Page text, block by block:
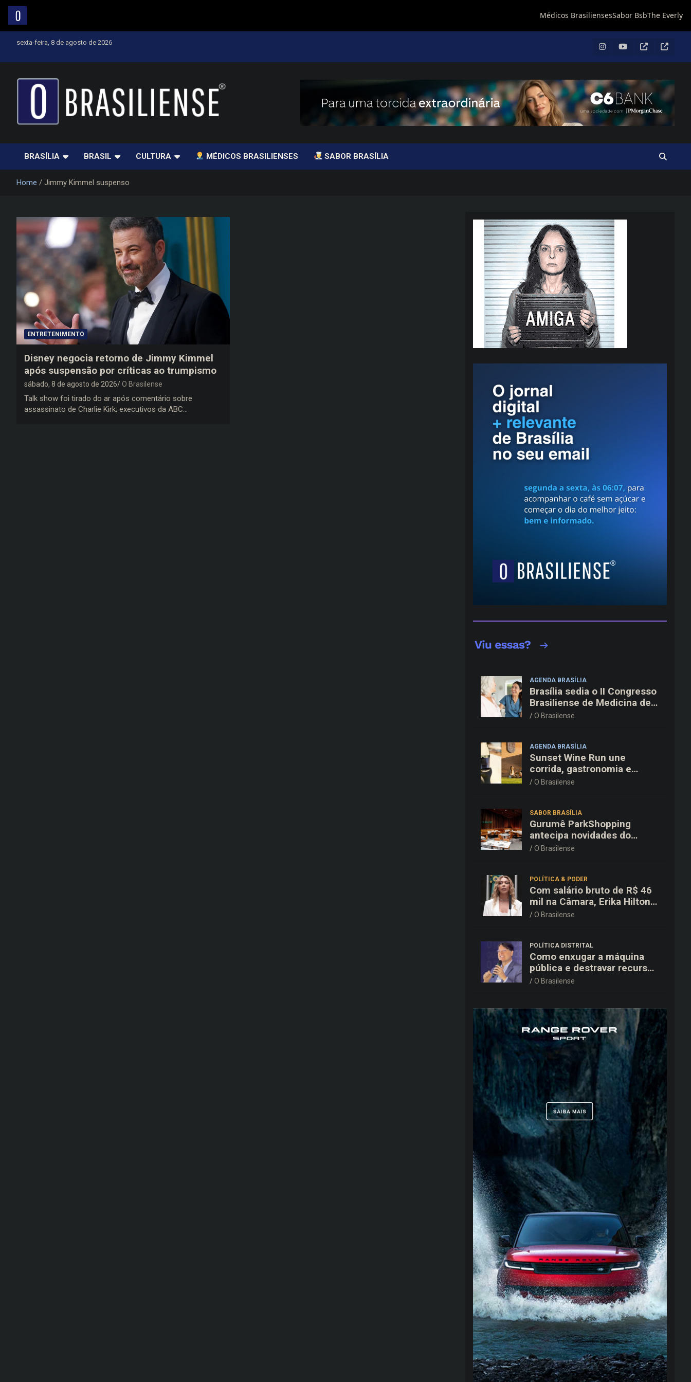
sexta-feira, 8 de agosto de 2026
BRASÍLIA BRASIL CULTURA MÉDICOS BRASILIENSES SABOR BRASÍLIA
Home Jimmy Kimmel suspenso
ENTRETENIMENTO
Disney negocia retorno de Jimmy Kimmel
após suspensão por críticas ao trumpismo
sábado, 8 de agosto de 2026 O Brasilense
Talk show foi tirado do ar após comentário sobre
assassinato de Charlie Kirk; executivos da ABC…
AGENDA BRASÍLIA
Brasília sedia o II Congresso
Brasiliense de Medicina de
Família e Comunidade na
O Brasilense
AGENDA BRASÍLIA
Sunset Wine Run une
corrida, gastronomia e
enoturismo na Vinícola
O Brasilense
SABOR BRASÍLIA
Gurumê ParkShopping
antecipa novidades do
cardápio e oferece 25% de
O Brasilense
POLÍTICA & PODER
Com salário bruto de R$ 46
mil na Câmara, Erika Hilton
declara patrimônio de R$
O Brasilense
POLÍTICA DISTRITAL
Como enxugar a máquina
pública e destravar recursos
para a saúde e educação no
O Brasilense